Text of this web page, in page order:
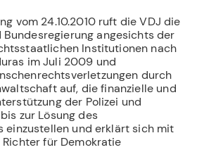
vom 24.10.2010 ruft die VDJ die
Bundesregierung angesichts der
Institutionen nach
im Juli 2009 und
durch
auf, die finanzielle und
der Polizei und
zur Lösung des
einzustellen und erklärt sich mit
für Demokratie